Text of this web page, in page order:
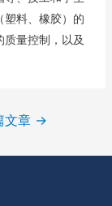
塑料、橡胶）的
量控制，以及
文章 →